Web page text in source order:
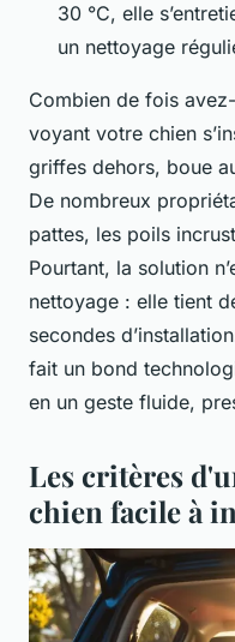
30 °C, elle
un nettoyage
Combien de fois
voyant votre chien
griffes dehors, boue
De nombreux
pattes, les poils
Pourtant, la solution
nettoyage : elle tient
secondes
fait un bond
en un geste fluide,
Les critères
chien facile à